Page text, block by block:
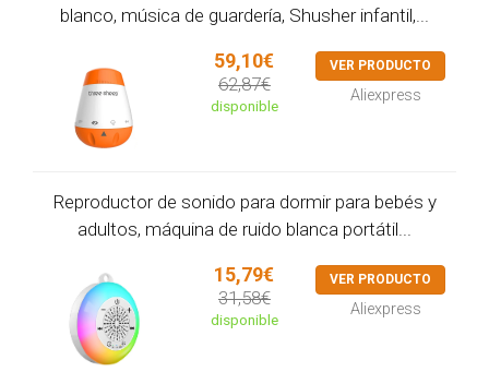
blanco, música de guardería, Shusher infantil,...
59,10€
62,87€
disponible
VER PRODUCTO
Aliexpress
Reproductor de sonido para dormir para bebés y
adultos, máquina de ruido blanca portátil...
15,79€
31,58€
disponible
VER PRODUCTO
Aliexpress